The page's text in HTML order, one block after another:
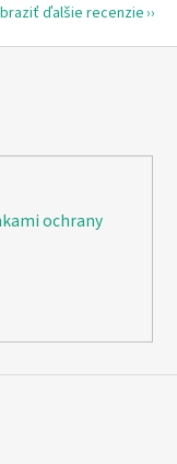
ďalšie recenzie
ochrany